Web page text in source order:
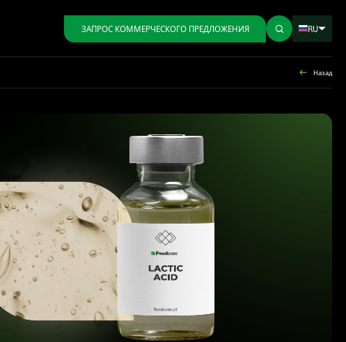
ЗАПРОС КОММЕРЧЕСКОГО ПРЕДЛОЖЕНИЯ RU
Назад